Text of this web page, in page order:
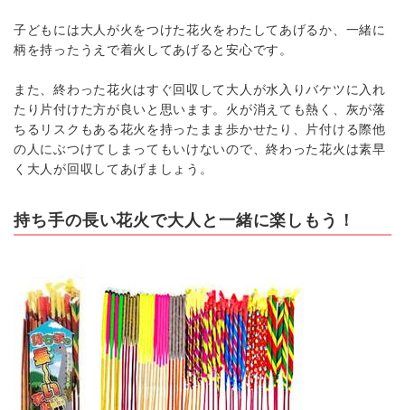
子どもには大人が火をつけた花火をわたしてあげるか、一緒に
柄を持ったうえで着火してあげると安心です。
また、終わった花火はすぐ回収して大人が水入りバケツに入れ
たり片付けた方が良いと思います。火が消えても熱く、灰が落
ちるリスクもある花火を持ったまま歩かせたり、片付ける際他
の人にぶつけてしまってもいけないので、終わった花火は素早
く大人が回収してあげましょう。
持ち手の長い花火で大人と一緒に楽しもう！